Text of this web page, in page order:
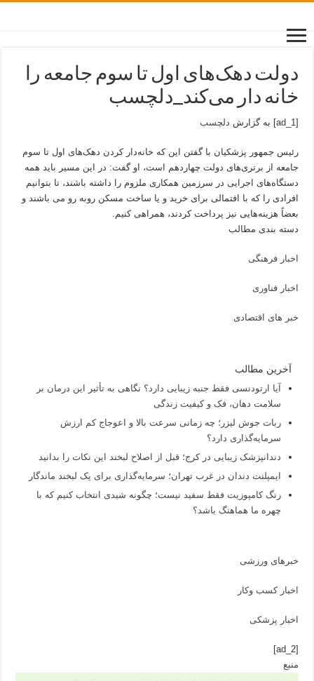
دولت دهک‌های اول تا سوم جامعه را
خانه دار می‌کند_دلچسب
[ad_1] به گزارش دلچسب
رئیس جمهور پزشکیان با گفتن این که خانه‌دار کردن دهک‌های اول تا سوم
جامعه از برتری‌های دولت چهاردهم است، او گفت: در این مسیر باید همه
دستگاه‌های اجرایی در سرزمین همکاری ملزوم را داشته باشند، تا بتوانیم
افرادی را که با افتمالی برای خرید و یا ساخت مسکن روبه رو می باشند و
بعضاً هزینه‌هایی نیز پرداخت کردند، همراهی کنیم.
دسته بندی مطالب
اخبار فرهنگی
اخبار فناوری
خبر های اقتصادی
آخرین مطالب
آیا ارتودنسی فقط جنبه زیبایی دارد؟ نگاهی به تأثیر این درمان بر
سلامت دهان، فک و کیفیت زندگی
ربات جوش لیزر؛ چه زمانی سرعت بالا و اعوجاج کم ارزش
سرمایه‌گذاری دارد؟
دندانپزشک زیبایی در کرج؛ قبل از اصلاح لبخند این نکات را بدانید
ایمپلنت دندان در غرب تهران؛ سرمایه‌گذاری برای یک لبخند ماندگار
رنگ کامپوزیت فقط سفید نیست؛ چگونه شیدی انتخاب کنیم که با
چهره ما هماهنگ باشد؟
خبرهای ورزشی
اخبار کسب وکار
اخبار پزشکی
[ad_2]
منبع